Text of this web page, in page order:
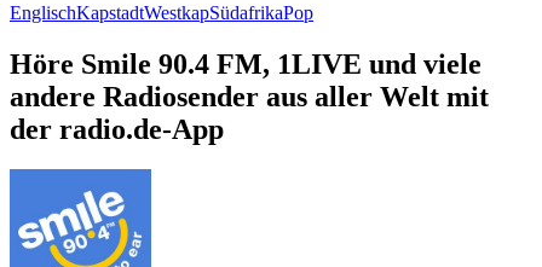
EnglischKapstadtWestkapSüdafrikaPop
Höre Smile 90.4 FM, 1LIVE und viele
andere Radiosender aus aller Welt mit
der radio.de-App